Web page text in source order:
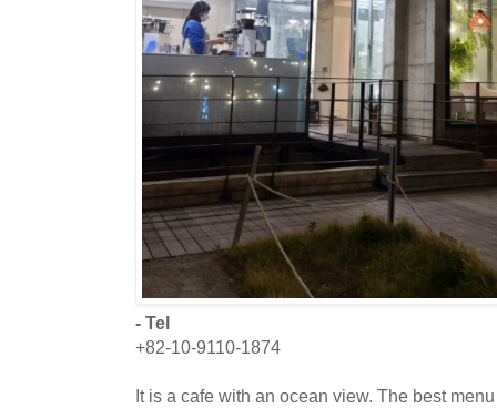
- Tel
+82-10-9110-1874
It is a cafe with an ocean view. The best